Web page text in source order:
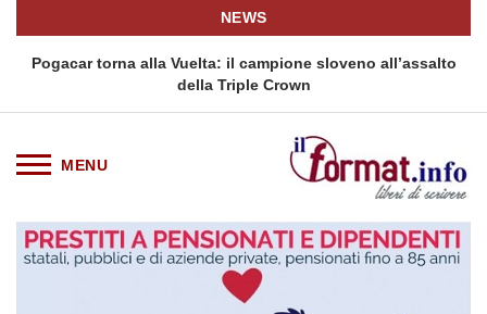
NEWS
Pogacar torna alla Vuelta: il campione sloveno all’assalto
della Triple Crown